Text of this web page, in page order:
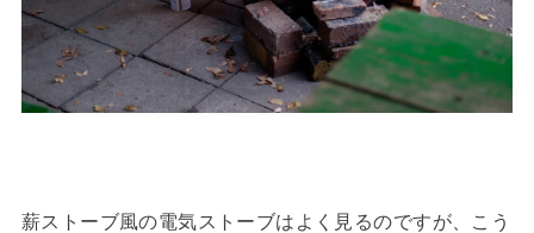
薪ストーブ風の電気ストーブはよく見るのですが、こう